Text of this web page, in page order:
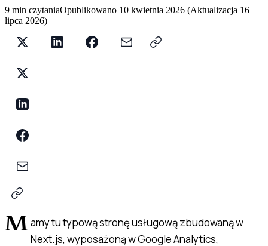
9 min czytaniaOpublikowano 10 kwietnia 2026 (Aktualizacja 16
lipca 2026)
M amy tu typową stronę usługową zbudowaną w
Next.js, wyposażoną w Google Analytics,